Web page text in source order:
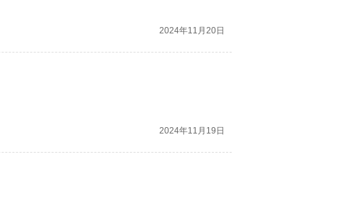
2024年11月20日
2024年11月19日